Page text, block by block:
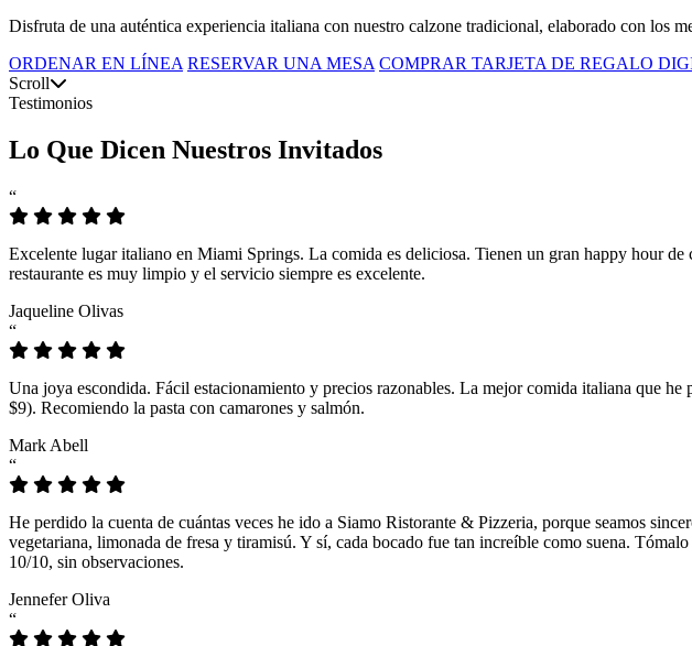
Disfruta de una auténtica experiencia italiana con nuestro calzone tradicional, elaborado con los
ORDENAR EN LÍNEA RESERVAR UNA MESA COMPRAR TARJETA DE REGALO
Scroll
Testimonios
Lo Que Dicen Nuestros Invitados
“
Excelente lugar italiano en Miami Springs. La comida es deliciosa. Tienen un gran happy hour
restaurante es muy limpio y el servicio siempre es excelente.
Jaqueline Olivas
“
Una joya escondida. Fácil estacionamiento y precios razonables. La mejor comida italiana que
$9). Recomiendo la pasta con camarones y salmón.
Mark Abell
“
He perdido la cuenta de cuántas veces he ido a Siamo Ristorante & Pizzeria, porque seamos
vegetariana, limonada de fresa y tiramisú. Y sí, cada bocado fue tan increíble como suena.
10/10, sin observaciones.
Jennefer Oliva
“